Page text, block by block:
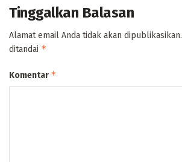
Tinggalkan Balasan
Alamat email Anda tidak akan dipublikasikan.
ditandai *
Komentar *